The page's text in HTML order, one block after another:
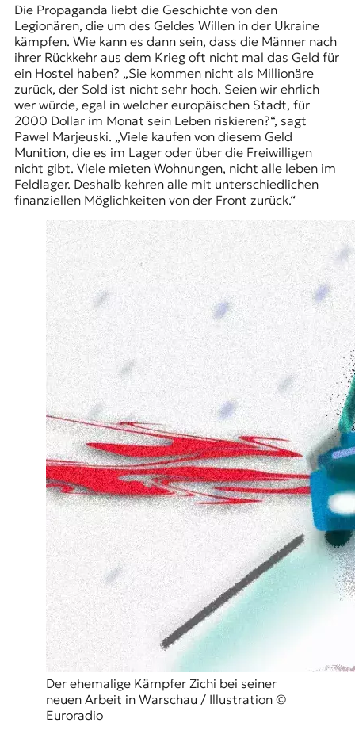
Die Propaganda liebt die Geschichte von den
Legionären, die um des Geldes Willen in der Ukraine
kämpfen. Wie kann es dann sein, dass die Männer nach
ihrer Rückkehr aus dem Krieg oft nicht mal das Geld für
ein Hostel haben? „Sie kommen nicht als Millionäre
zurück, der Sold ist nicht sehr hoch. Seien wir ehrlich –
wer würde, egal in welcher europäischen Stadt, für
2000 Dollar im Monat sein Leben riskieren?“, sagt
Pawel Marjeuski. „Viele kaufen von diesem Geld
Munition, die es im Lager oder über die Freiwilligen
nicht gibt. Viele mieten Wohnungen, nicht alle leben im
Feldlager. Deshalb kehren alle mit unterschiedlichen
finanziellen Möglichkeiten von der Front zurück.“
Der ehemalige Kämpfer Zichi bei seiner
neuen Arbeit in Warschau / Illustration ©
Euroradio